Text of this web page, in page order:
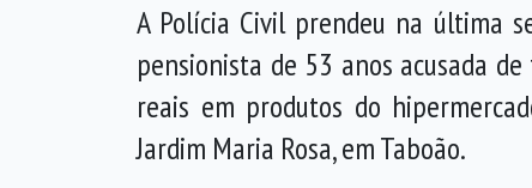
A Polícia Civil prendeu na última
pensionista de 53 anos acusada
reais em produtos do
Jardim Maria Rosa, em Taboão.